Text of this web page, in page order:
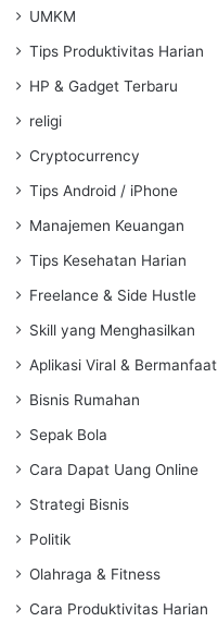
UMKM
Tips Produktivitas Harian
HP & Gadget Terbaru
religi
Cryptocurrency
Tips Android / iPhone
Manajemen Keuangan
Tips Kesehatan Harian
Freelance & Side Hustle
Skill yang Menghasilkan
Aplikasi Viral & Bermanfaat
Bisnis Rumahan
Sepak Bola
Cara Dapat Uang Online
Strategi Bisnis
Politik
Olahraga & Fitness
Cara Produktivitas Harian